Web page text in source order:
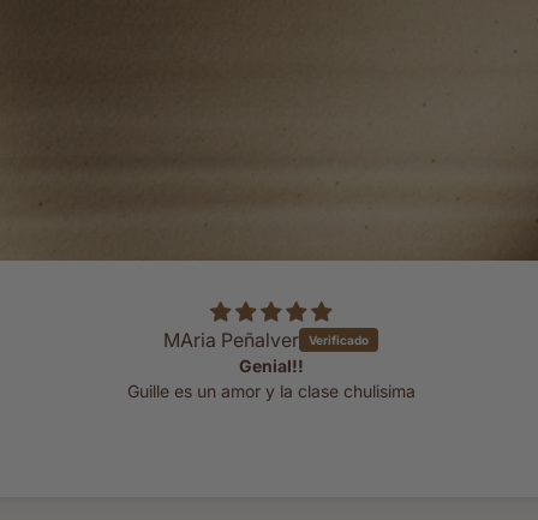
MAria Peñalver
Genial!!
Guille es un amor y la clase chulisima